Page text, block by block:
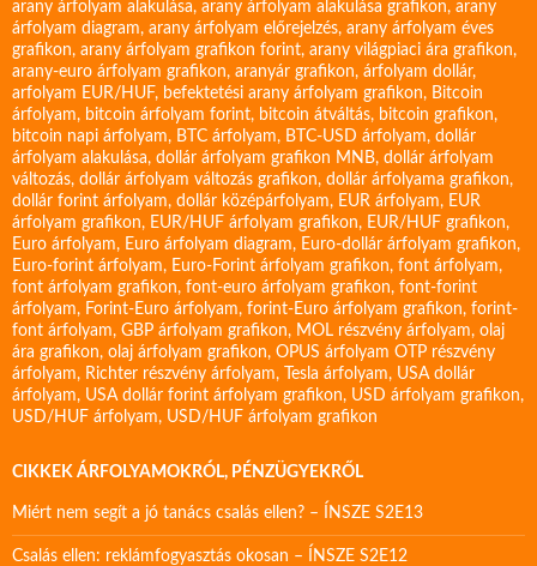
arany árfolyam alakulása, arany árfolyam alakulása grafikon, arany
árfolyam diagram, arany árfolyam előrejelzés, arany árfolyam éves
grafikon, arany árfolyam grafikon forint, arany világpiaci ára grafikon,
arany-euro árfolyam grafikon, aranyár grafikon, árfolyam dollár,
arfolyam EUR/HUF, befektetési arany árfolyam grafikon, Bitcoin
árfolyam, bitcoin árfolyam forint, bitcoin átváltás, bitcoin grafikon,
bitcoin napi árfolyam, BTC árfolyam, BTC-USD árfolyam, dollár
árfolyam alakulása, dollár árfolyam grafikon MNB, dollár árfolyam
változás, dollár árfolyam változás grafikon, dollár árfolyama grafikon,
dollár forint árfolyam, dollár középárfolyam, EUR árfolyam, EUR
árfolyam grafikon, EUR/HUF árfolyam grafikon, EUR/HUF grafikon,
Euro árfolyam, Euro árfolyam diagram, Euro-dollár árfolyam grafikon,
Euro-forint árfolyam, Euro-Forint árfolyam grafikon, font árfolyam,
font árfolyam grafikon, font-euro árfolyam grafikon, font-forint
árfolyam, Forint-Euro árfolyam, forint-Euro árfolyam grafikon, forint-
font árfolyam, GBP árfolyam grafikon, MOL részvény árfolyam, olaj
ára grafikon, olaj árfolyam grafikon, OPUS árfolyam OTP részvény
árfolyam, Richter részvény árfolyam, Tesla árfolyam, USA dollár
árfolyam, USA dollár forint árfolyam grafikon, USD árfolyam grafikon,
USD/HUF árfolyam, USD/HUF árfolyam grafikon
CIKKEK ÁRFOLYAMOKRÓL, PÉNZÜGYEKRŐL
Miért nem segít a jó tanács csalás ellen? – ÍNSZE S2E13
Csalás ellen: reklámfogyasztás okosan – ÍNSZE S2E12